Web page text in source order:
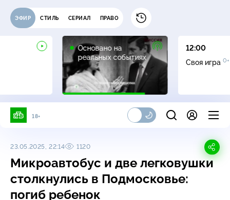
ЭФИР СТИЛЬ СЕРИАЛ ПРАВО
Основано на
реальных событиях
16+
12:00
Своя игра 0+
18+
23.05.2025, 22:14 1120
Микроавтобус и две легковушки
столкнулись в Подмосковье:
погиб ребенок